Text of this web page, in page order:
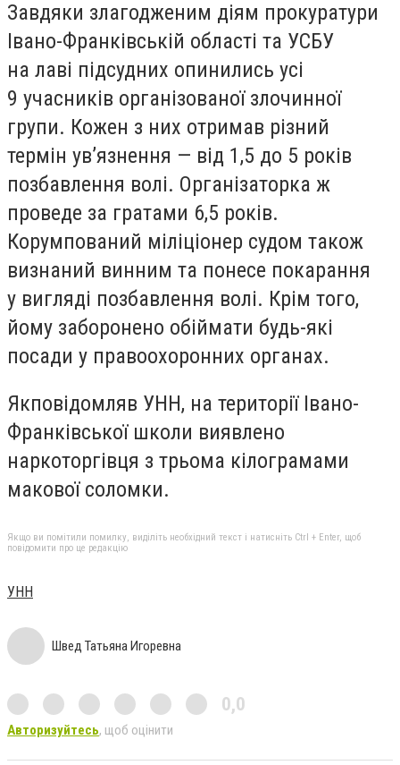
Завдяки злагодженим діям прокуратури
Івано-Франківській області та УСБУ
на лаві підсудних опинились усі
9 учасників організованої злочинної
групи. Кожен з них отримав різний
термін ув’язнення — від 1,5 до 5 років
позбавлення волі. Організаторка ж
проведе за гратами 6,5 років.
Корумпований міліціонер судом також
визнаний винним та понесе покарання
у вигляді позбавлення волі. Крім того,
йому заборонено обіймати будь-які
посади у правоохоронних органах.
Якповідомляв УНН, на території Івано-
Франківської школи виявлено
наркоторгівця з трьома кілограмами
макової соломки.
Якщо ви помітили помилку, виділіть необхідний текст і натисніть Ctrl + Enter, щоб
повідомити про це редакцію
УНН
Швед Татьяна Игоревна
0,0
Авторизуйтесь, щоб оцінити